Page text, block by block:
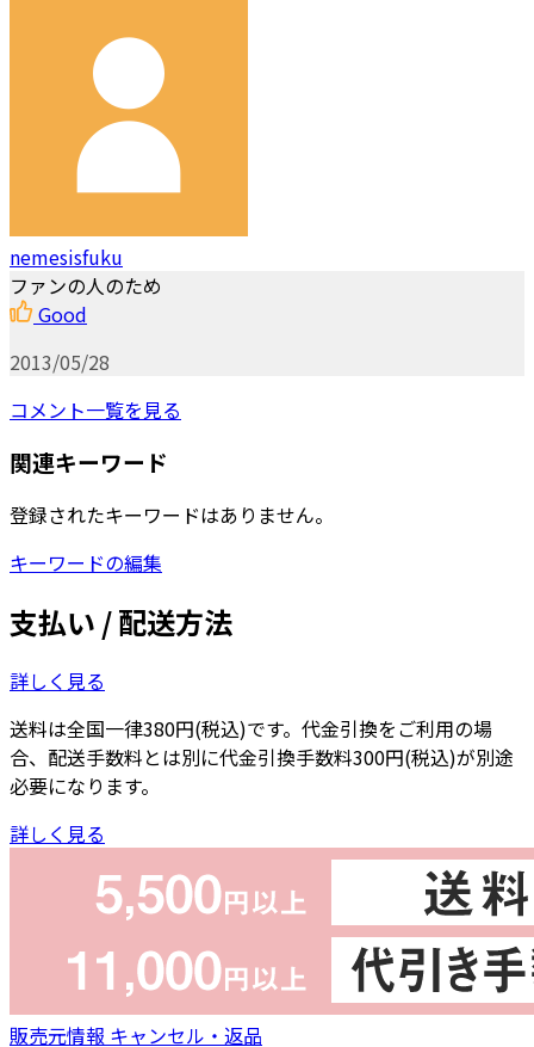
nemesisfuku
ファンの人のため
Good
2013/05/28
コメント一覧を見る
関連キーワード
登録されたキーワードはありません。
キーワードの編集
支払い / 配送方法
詳しく見る
送料は全国一律380円(税込)です。代金引換をご利用の場
合、配送手数料とは別に代金引換手数料300円(税込)が別途
必要になります。
詳しく見る
販売元情報 キャンセル・返品